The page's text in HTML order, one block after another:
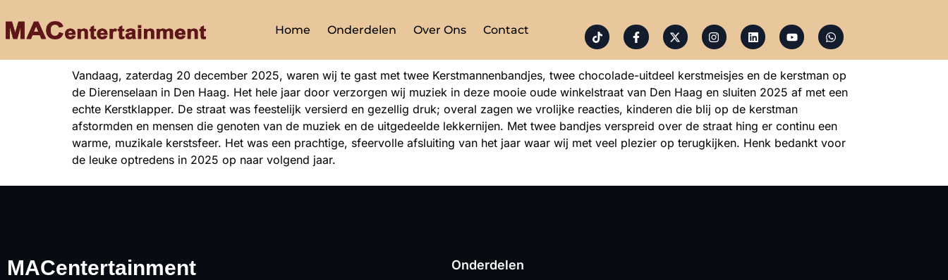
Home Onderdelen Over Ons Contact
Vandaag, zaterdag 20 december 2025, waren wij te gast met twee Kerstmannenbandjes, twee chocolade-uitdeel kerstmeisjes en de kerstman op
de Dierenselaan in Den Haag. Het hele jaar door verzorgen wij muziek in deze mooie oude winkelstraat van Den Haag en sluiten 2025 af met een
echte Kerstklapper. De straat was feestelijk versierd en gezellig druk; overal zagen we vrolijke reacties, kinderen die blij op de kerstman
afstormden en mensen die genoten van de muziek en de uitgedeelde lekkernijen. Met twee bandjes verspreid over de straat hing er continu een
warme, muzikale kerstsfeer. Het was een prachtige, sfeervolle afsluiting van het jaar waar wij met veel plezier op terugkijken. Henk bedankt voor
de leuke optredens in 2025 op naar volgend jaar.
MACentertainment Onderdelen